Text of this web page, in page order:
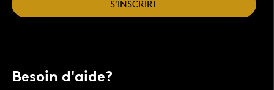
S'INSCRIRE
Besoin d'aide?